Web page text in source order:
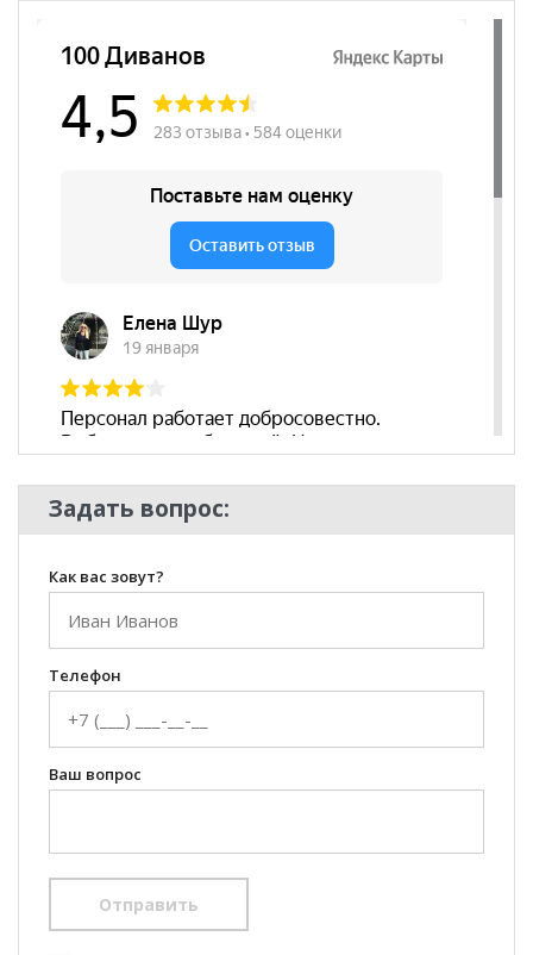
Задать вопрос:
Как вас зовут?
Телефон
Ваш вопрос
Отправить